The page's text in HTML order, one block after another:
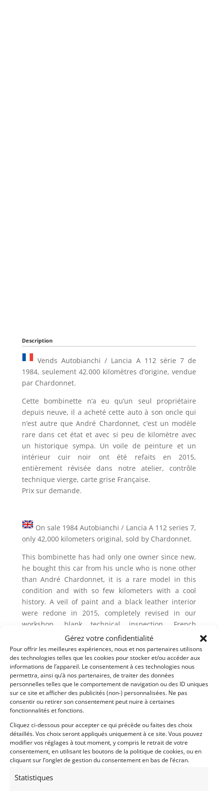
Gérez votre confidentialité
Pour offrir les meilleures expériences, nous et nos partenaires utilisons
des technologies telles que les cookies pour stocker et/ou accéder aux
informations de l’appareil. Le consentement à ces technologies nous
permettra, ainsi qu’à nos partenaires, de traiter des données
personnelles telles que le comportement de navigation ou des ID uniques
sur ce site et afficher des publicités (non-) personnalisées. Ne pas
consentir ou retirer son consentement peut nuire à certaines
fonctionnalités et fonctions.
Cliquez ci-dessous pour accepter ce qui précède ou faites des choix
détaillés. Vos choix seront appliqués uniquement à ce site. Vous pouvez
modifier vos réglages à tout moment, y compris le retrait de votre
consentement, en utilisant les boutons de la politique de cookies, ou en
cliquant sur l’onglet de gestion du consentement en bas de l’écran.
Statistiques
Description
Vends Autobianchi / Lancia A 112 série 7 de
1984, seulement 42.000 kilomètres d’origine, vendue
par Chardonnet.
Cette bombinette n’a eu qu’un seul propriétaire
depuis neuve, il a acheté cette auto à son oncle qui
n’est autre que André Chardonnet, c’est un modèle
rare dans cet état et avec si peu de kilomètre avec
un historique sympa. Un voile de peinture et un
intérieur cuir noir ont été refaits en 2015,
entièrement révisée dans notre atelier, contrôle
technique vierge, carte grise Française.
Prix sur demande.
On sale 1984 Autobianchi / Lancia A 112 series 7,
only 42,000 kilometers original, sold by Chardonnet.
This bombinette has had only one owner since new,
he bought this car from his uncle who is none other
than André Chardonnet, it is a rare model in this
condition and with so few kilometers with a cool
history. A veil of paint and a black leather interior
were redone in 2015, completely revised in our
workshop, blank technical inspection, French
registration certificate.
Price on request.
Demandez une expertise de ce modèle